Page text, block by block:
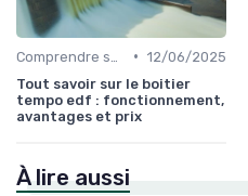
• 12/06/2025
Tout savoir sur le boitier
tempo edf : fonctionnement,
avantages et prix
À lire aussi